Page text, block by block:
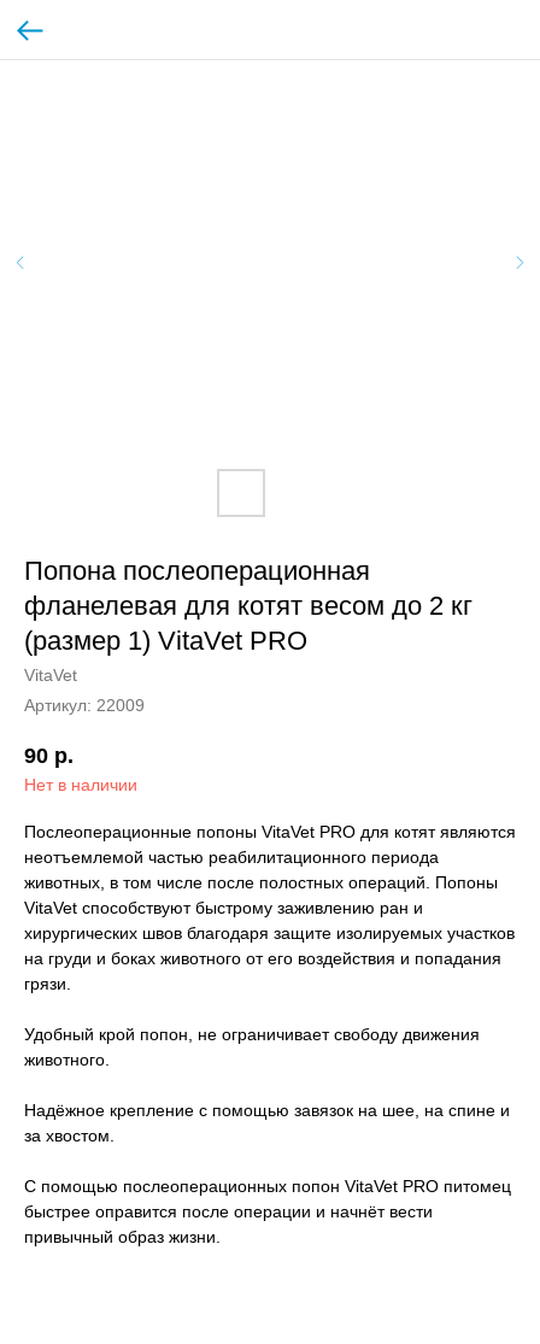
Попона послеоперационная
фланелевая для котят весом до 2 кг
(размер 1) VitaVet PRO
VitaVet
Артикул: 22009
90 р.
Нет в наличии
Послеоперационные попоны VitaVet PRO для котят являются
неотъемлемой частью реабилитационного периода
животных, в том числе после полостных операций. Попоны
VitaVet способствуют быстрому заживлению ран и
хирургических швов благодаря защите изолируемых участков
на груди и боках животного от его воздействия и попадания
грязи.
Удобный крой попон, не ограничивает свободу движения
животного.
Надёжное крепление с помощью завязок на шее, на спине и
за хвостом.
С помощью послеоперационных попон VitaVet PRO питомец
быстрее оправится после операции и начнёт вести
привычный образ жизни.